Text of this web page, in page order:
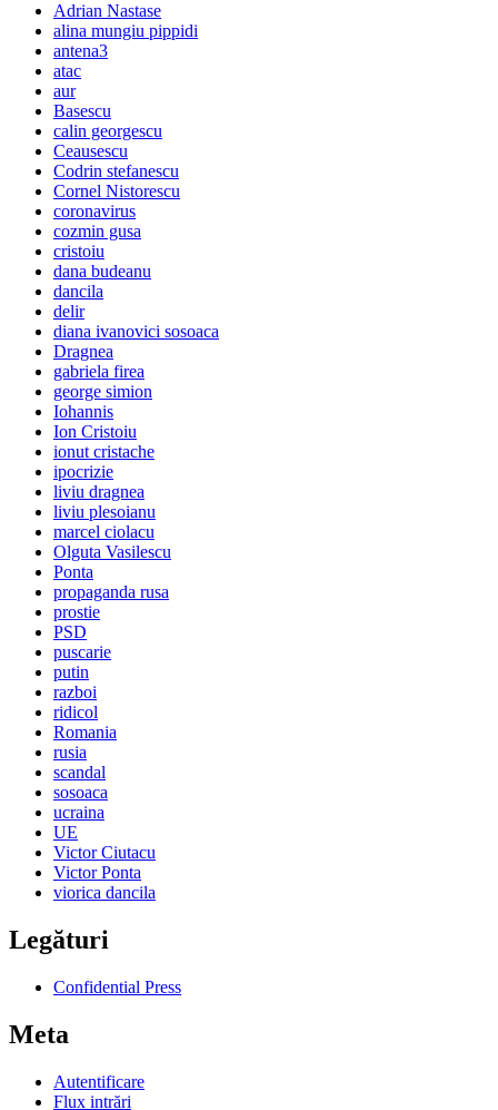
Adrian Nastase
alina mungiu pippidi
antena3
atac
aur
Basescu
calin georgescu
Ceausescu
Codrin stefanescu
Cornel Nistorescu
coronavirus
cozmin gusa
cristoiu
dana budeanu
dancila
delir
diana ivanovici sosoaca
Dragnea
gabriela firea
george simion
Iohannis
Ion Cristoiu
ionut cristache
ipocrizie
liviu dragnea
liviu plesoianu
marcel ciolacu
Olguta Vasilescu
Ponta
propaganda rusa
prostie
PSD
puscarie
putin
razboi
ridicol
Romania
rusia
scandal
sosoaca
ucraina
UE
Victor Ciutacu
Victor Ponta
viorica dancila
Legături
Confidential Press
Meta
Autentificare
Flux intrări